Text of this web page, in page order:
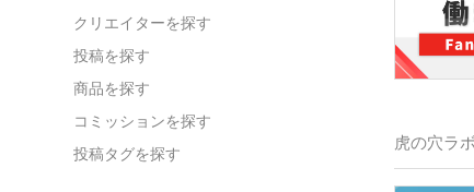
クリエイターを探す
投稿を探す
商品を探す
コミッションを探す
投稿タグを探す
虎の穴ラ